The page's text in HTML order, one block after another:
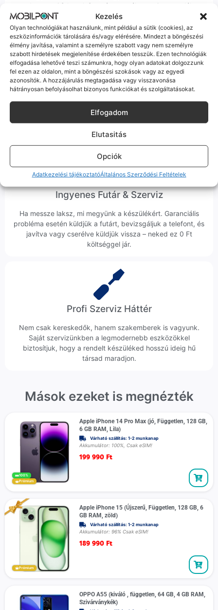
Kezelés
Olyan technológiákat használunk, mint például a sütik (cookies), az
eszközinformációk tárolására és/vagy elérésére. Mindezt a böngészési
élmény javítása, valamint a személyre szabott vagy nem személyre
szabott hirdetések megjelenítése érdekében tesszük. Ezen technológiák
elfogadása lehetővé teszi számunkra, hogy olyan adatokat dolgozzunk
fel ezen az oldalon, mint a böngészési szokások vagy az egyedi
azonosítók. A hozzájárulás megtagadása vagy visszavonása
hátrányosan befolyásolhat bizonyos funkciókat és szolgáltatásokat.
Elfogadom
Elutasitás
Opciók
Adatkezelési tájékoztatóÁltalános Szerződési Feltételek
ember veszi fel a telefont, és személyesen is megtalálsz
minket Szegeden.
Korrekt Ügyintézés
Hibázni emberi dolog, de a felelősségvállalás nálunk alap.
Ha ritkán előfordul egy hiba, nem kifogásokat keresünk,
hanem megoldást. Szakértő kollégáink azonnal kézbe
veszik az ügyedet.
Ingyenes Futár & Szerviz
Ha messze laksz, mi megyünk a készülékért. Garanciális
probléma esetén küldjük a futárt, bevizsgáljuk a telefont, és
javítva vagy cserélve küldjük vissza – neked ez 0 Ft
költséggel jár.
Profi Szerviz Háttér
Nem csak kereskedők, hanem szakemberek is vagyunk.
Saját szervizünkben a legmodernebb eszközökkel
biztosítjuk, hogy a rendelt készüléked hosszú ideig hű
társad maradjon.
Mások ezeket is megnézték
100%
Prémium
Apple iPhone 14 Pro Max (jó, Független, 128 GB,
6 GB RAM, Lila)
Várható szállítás: 1-2 munkanap
Akkumulátor: 100%, Csak eSIM!
199 990 Ft
Prémium
Apple iPhone 15 (Újszerű, Független, 128 GB, 6
GB RAM, zöld)
Várható szállítás: 1-2 munkanap
Akkumulátor: 96% Csak eSIM!
189 990 Ft
OPPO A55 (kiváló , független, 64 GB, 4 GB RAM,
Szivárványkék)